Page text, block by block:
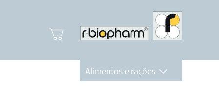
Alimentos e rações